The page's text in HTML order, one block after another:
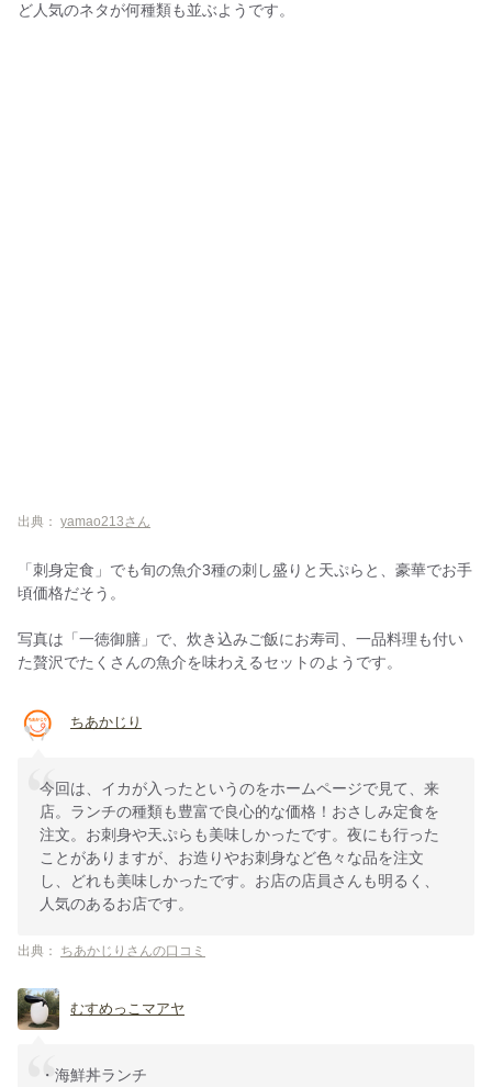
ど人気のネタが何種類も並ぶようです。
出典： yamao213さん
「刺身定食」でも旬の魚介3種の刺し盛りと天ぷらと、豪華でお手
頃価格だそう。
写真は「一徳御膳」で、炊き込みご飯にお寿司、一品料理も付い
た贅沢でたくさんの魚介を味わえるセットのようです。
ちあかじり
今回は、イカが入ったというのをホームページで見て、来
店。ランチの種類も豊富で良心的な価格！おさしみ定食を
注文。お刺身や天ぷらも美味しかったです。夜にも行った
ことがありますが、お造りやお刺身など色々な品を注文
し、どれも美味しかったです。お店の店員さんも明るく、
人気のあるお店です。
出典： ちあかじりさんの口コミ
むすめっこマアヤ
・海鮮丼ランチ